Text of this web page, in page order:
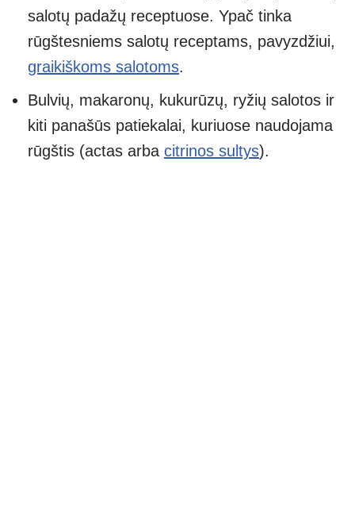
salotų padažų receptuose. Ypač tinka
rūgštesniems salotų receptams, pavyzdžiui,
graikiškoms salotoms.
Bulvių, makaronų, kukurūzų, ryžių salotos ir
kiti panašūs patiekalai, kuriuose naudojama
rūgštis (actas arba citrinos sultys).